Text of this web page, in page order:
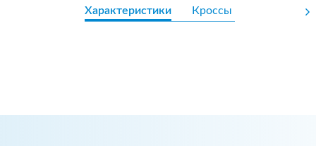
Характеристики Кроссы